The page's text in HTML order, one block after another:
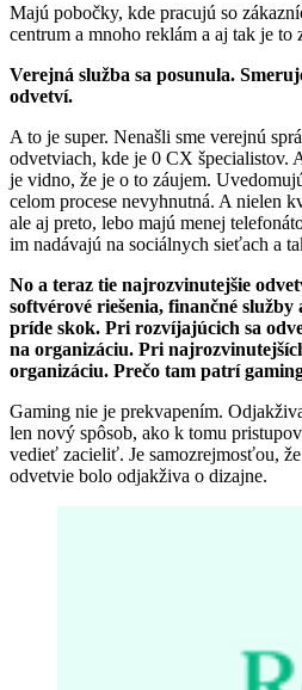
Majú pobočky, kde pracujú so
centrum a mnoho reklám a aj tak je to
Verejná služba sa posunula.
odvetví.
A to je super. Nenašli sme verejnú
odvetviach, kde je 0 CX špecialistov.
je vidno, že je o to záujem.
celom procese nevyhnutná. A nielen
ale aj preto, lebo majú menej
im nadávajú na sociálnych sieťach a
No a teraz tie najrozvinutejšie
softvérové riešenia, finančné
príde skok. Pri rozvíjajúcich sa
na organizáciu. Pri
organizáciu. Prečo tam patrí
Gaming nie je prekvapením.
len nový spôsob, ako k tomu
vedieť zacieliť. Je samozrejmosťou,
odvetvie bolo odjakživa o dizajne.